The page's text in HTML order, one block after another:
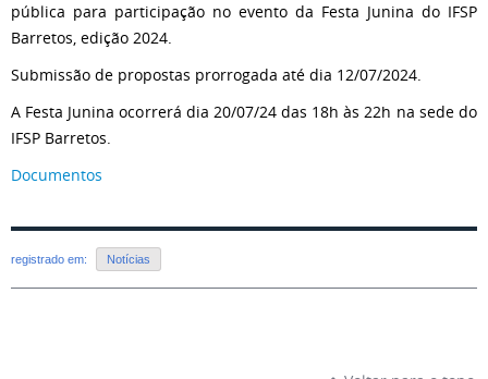
pública para participação no evento da Festa Junina do IFSP
Barretos, edição 2024.
Submissão de propostas prorrogada até dia 12/07/2024.
A Festa Junina ocorrerá dia 20/07/24 das 18h às 22h na sede do
IFSP Barretos.
Documentos
registrado em: Notícias